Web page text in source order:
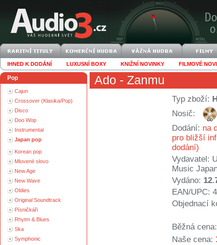
IHNED K DODÁNÍ LUXUSNÍ BOXY KNIŽNÍ NOVINKY FILMOVÉ
Pop
Cajun
Crossover (Klasika/Pop)
Disco
Doo Wop
Instrumental
Japan pop
Korean pop
Mluvené slovo
New Age
New Wave
Oldies
Original Soundtrack
Písničkáři
Rhytm & Blues
Ska
Symphonic
Ado - Zanmu
Typ zboží:
Nosič:
Dodání: na
pro bližší
dodání)
Vydavatel:
Music
Vydáno:
EAN/UPC:
Objednací
Běžná cena:
Naše cena: